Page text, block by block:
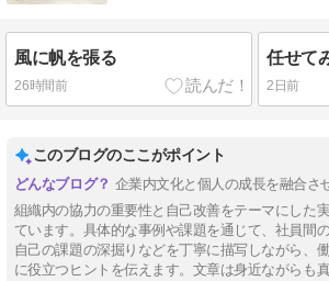
風に帆を張る
26時間前
任せて
2日前
このブログのここがポイント
企業内文化と個人の成長を融合さ
組織内の協力の重要性と自己改善をテーマにした
ています。具体的な事例や課題を通じて、社員間
自己の課題の深掘りなどを丁寧に描写しながら、
に役立つヒントを伝えます。文章は身近ながらも